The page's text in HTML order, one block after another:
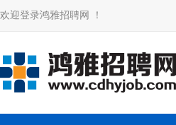
欢迎登录鸿雅招聘网 ！